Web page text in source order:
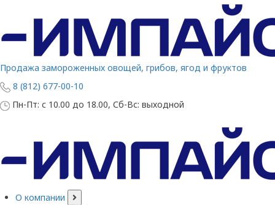
Продажа замороженных овощей, грибов, ягод и фруктов
8 (812) 677-00-10
Пн-Пт: с 10.00 до 18.00, Сб-Вс: выходной
О компании